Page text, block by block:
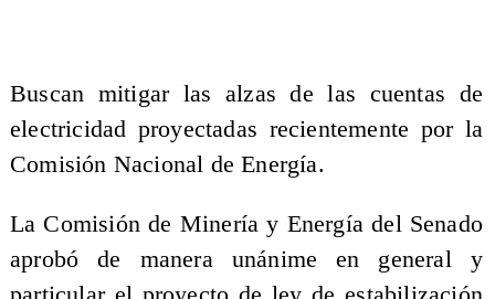
Buscan mitigar las alzas de las cuentas de
electricidad proyectadas recientemente por la
Comisión Nacional de Energía.
La Comisión de Minería y Energía del Senado
aprobó de manera unánime en general y